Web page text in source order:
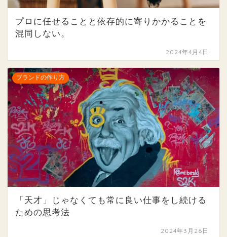
プロに任せることと依存的に寄りかかることを
混同しない。
2024年4月4日
ブランドの作り方
「天才」じゃなくても常に良い仕事をし続ける
ための思考法
2024年3月26日